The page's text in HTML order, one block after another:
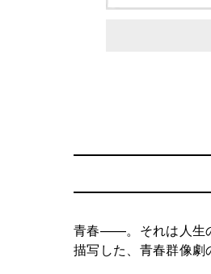
青春——。それは人生
描写した、青春群像劇